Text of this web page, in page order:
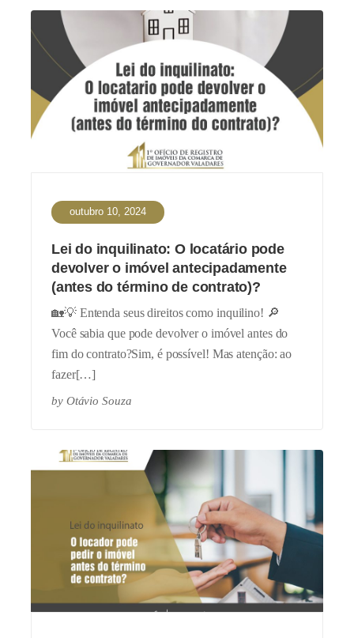
outubro 10, 2024
Lei do inquilinato: O locatário pode
devolver o imóvel antecipadamente
(antes do término de contrato)?
🏡💡 Entenda seus direitos como inquilino! 🔎
Você sabia que pode devolver o imóvel antes do
fim do contrato?Sim, é possível! Mas atenção: ao
fazer[…]
by Otávio Souza